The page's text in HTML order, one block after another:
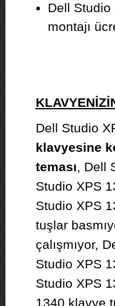
Dell Studio
montajı
Dell Studio
klavyesine
teması, Dell
Studio XPS
Studio XPS
tuşlar
çalışmıyor,
Studio XPS
Studio XPS
1340 klavye